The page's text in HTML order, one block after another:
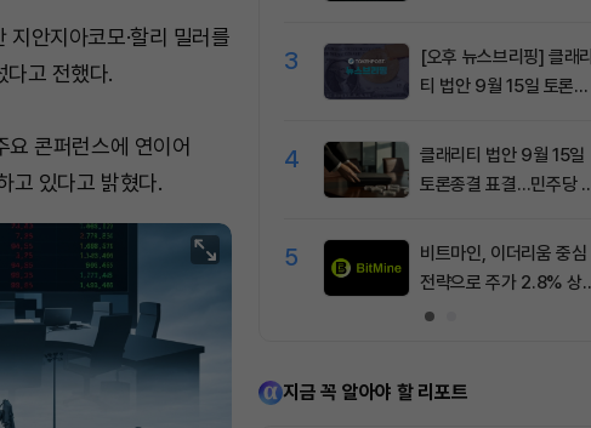
안지아코모·할리 밀러를
다고 전했다.
콘퍼런스에 연이어
고 있다고 밝혔다.
3
[오후 뉴스브리핑] 클래리
티 법안 9월 15일 토론종
4
클래리티 법안 9월 15일
토론종결 표결…민주당 7
5
비트마인, 이더리움 중심
전략으로 주가 2.8% 상
승
지금 꼭 알아야 할 리포트